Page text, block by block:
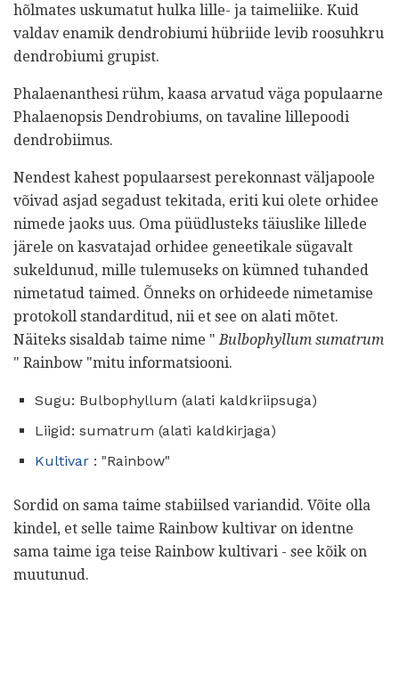
hõlmates uskumatut hulka lille- ja taimeliike. Kuid
valdav enamik dendrobiumi hübriide levib roosuhkru
dendrobiumi grupist.
Phalaenanthesi rühm, kaasa arvatud väga populaarne
Phalaenopsis Dendrobiums, on tavaline lillepoodi
dendrobiimus.
Nendest kahest populaarsest perekonnast väljapoole
võivad asjad segadust tekitada, eriti kui olete orhidee
nimede jaoks uus. Oma püüdlusteks täiuslike lillede
järele on kasvatajad orhidee geneetikale sügavalt
sukeldunud, mille tulemuseks on kümned tuhanded
nimetatud taimed. Õnneks on orhideede nimetamise
protokoll standarditud, nii et see on alati mõtet.
Näiteks sisaldab taime nime "Bulbophyllum sumatrum
" Rainbow "mitu informatsiooni.
Sugu: Bulbophyllum (alati kaldkriipsuga)
Liigid: sumatrum (alati kaldkirjaga)
Kultivar : "Rainbow"
Sordid on sama taime stabiilsed variandid. Võite olla
kindel, et selle taime Rainbow kultivar on identne
sama taime iga teise Rainbow kultivari - see kõik on
muutunud.